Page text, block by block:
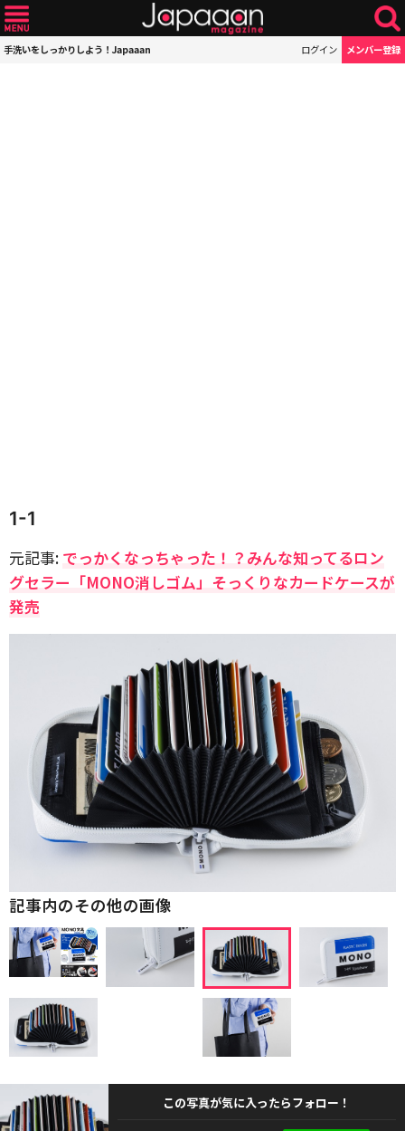
手洗いをしっかりしよう！Japaaan ログイン メンバー登録
1-1
元記事: でっかくなっちゃった！？みんな知ってるロン
グセラー「MONO消しゴム」そっくりなカードケースが
発売
記事内のその他の画像
この写真が気に入ったらフォロー！